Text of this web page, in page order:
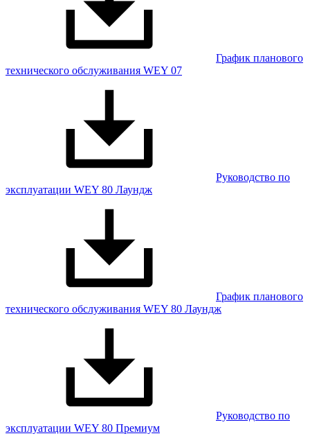
График планового
технического обслуживания WEY 07
Руководство по
эксплуатации WEY 80 Лаундж
График планового
технического обслуживания WEY 80 Лаундж
Руководство по
эксплуатации WEY 80 Премиум